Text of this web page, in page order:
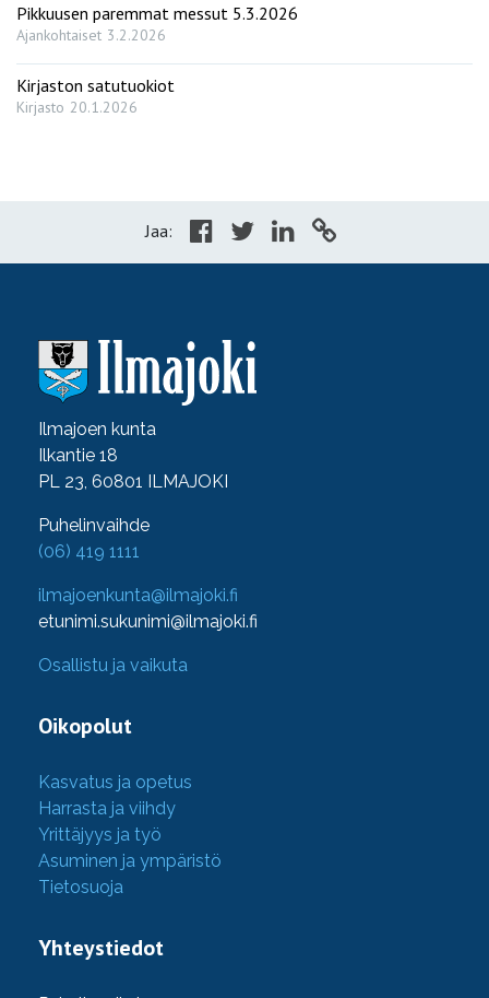
Pikkuusen paremmat messut 5.3.2026
Ajankohtaiset 3.2.2026
Kirjaston satutuokiot
Kirjasto 20.1.2026
Jaa:
Ilmajoen kunta
Ilkantie 18
PL 23, 60801 ILMAJOKI
Puhelinvaihde
(06) 419 1111
ilmajoenkunta@ilmajoki.fi
etunimi.sukunimi@ilmajoki.fi
Osallistu ja vaikuta
Oikopolut
Kasvatus ja opetus
Harrasta ja viihdy
Yrittäjyys ja työ
Asuminen ja ympäristö
Tietosuoja
Yhteystiedot